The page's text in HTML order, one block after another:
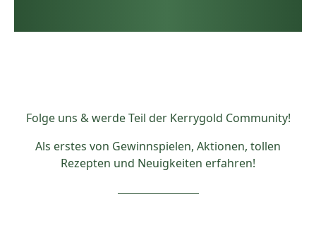
Folge uns & werde Teil der Kerrygold Community!
Als erstes von Gewinnspielen, Aktionen, tollen
Rezepten und Neuigkeiten erfahren!